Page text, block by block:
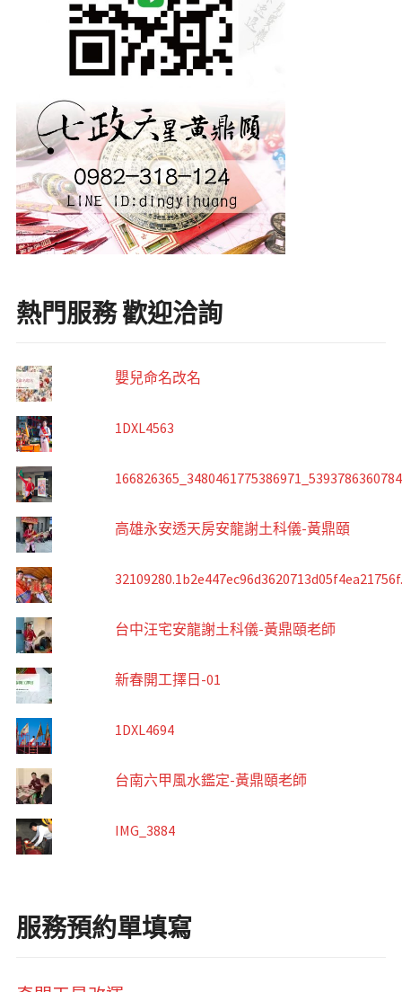
熱門服務 歡迎洽詢
嬰兒命名改名
1DXL4563
高雄永安透天房安龍謝土科儀-黃鼎頤
台中汪宅安龍謝土科儀-黃鼎頤老師
新春開工擇日-01
1DXL4694
台南六甲風水鑑定-黃鼎頤老師
IMG_3884
服務預約單填寫